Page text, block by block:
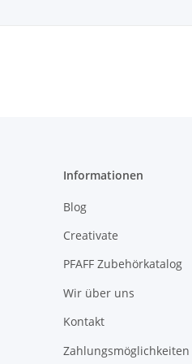
Informationen
Blog
Creativate
PFAFF Zubehörkatalog
Wir über uns
Kontakt
Zahlungsmöglichkeiten